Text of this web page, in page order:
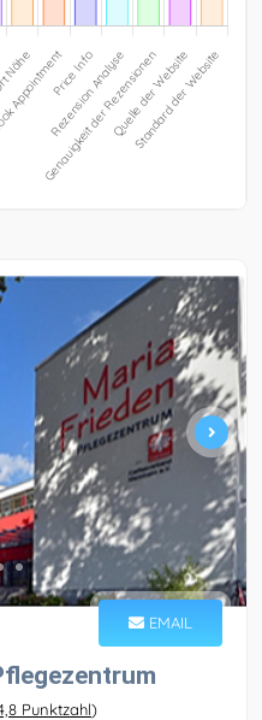
EMAIL
Punktzahl)